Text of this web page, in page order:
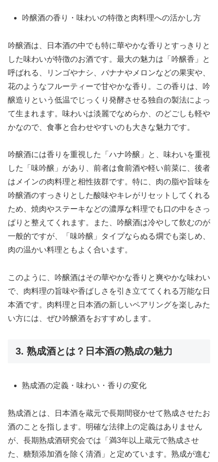
吟醸酒の香り・味わいの特徴と肉料理への活かし方
吟醸酒は、日本酒の中でも特に華やかな香りとすっきりと
した味わいが特徴のお酒です。最大の魅力は「吟醸香」と
呼ばれる、リンゴやナシ、バナナやメロンなどの果実や、
花のようなフルーティーで甘やかな香り。この香りは、吟
醸造りという低温でじっくり発酵させる独自の製法によっ
て生まれます。味わいは淡麗でなめらか、のどごしも軽や
かなので、食事と合わせやすいのも大きな魅力です。
吟醸酒には香りを重視した「ハナ吟醸」と、味わいを重視
した「味吟醸」があり、前者は食前酒や軽い前菜に、後者
はメインの肉料理と相性抜群です。特に、肉の脂や旨味を
吟醸酒のすっきりとした酸味やキレがリセットしてくれる
ため、焼肉やステーキなどの濃厚な料理でも口の中をさっ
ぱりと整えてくれます。また、吟醸酒は冷やして飲むのが
一般的ですが、「味吟醸」タイプならぬる燗でも楽しめ、
肉の温かい料理ともよく合います。
このように、吟醸酒はその華やかな香りと爽やかな味わい
で、肉料理の旨味や香ばしさを引き立ててくれる万能な日
本酒です。肉料理と日本酒の新しいペアリングを楽しみた
い方には、ぜひ吟醸酒をおすすめします。
3. 熟成酒とは？日本酒の熟成の魅力
熟成酒の定義・味わい・香りの変化
熟成酒とは、日本酒を蔵元で長期間寝かせて熟成させたお
酒のことを指します。明確な法律上の定義はありません
が、長期熟成酒研究会では「満3年以上蔵元で熟成させ
た、糖類添加酒を除く清酒」と定めています。熟成が進む